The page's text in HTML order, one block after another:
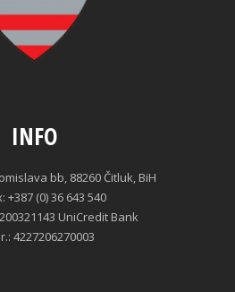
INFO
bb, 88260 Čitluk, BiH
+387 (0) 36 643 540
UniCredit Bank
4227206270003